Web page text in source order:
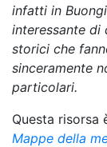
infatti in
interessante di
storici che
sinceramente
particolari.
Questa
Mappe della